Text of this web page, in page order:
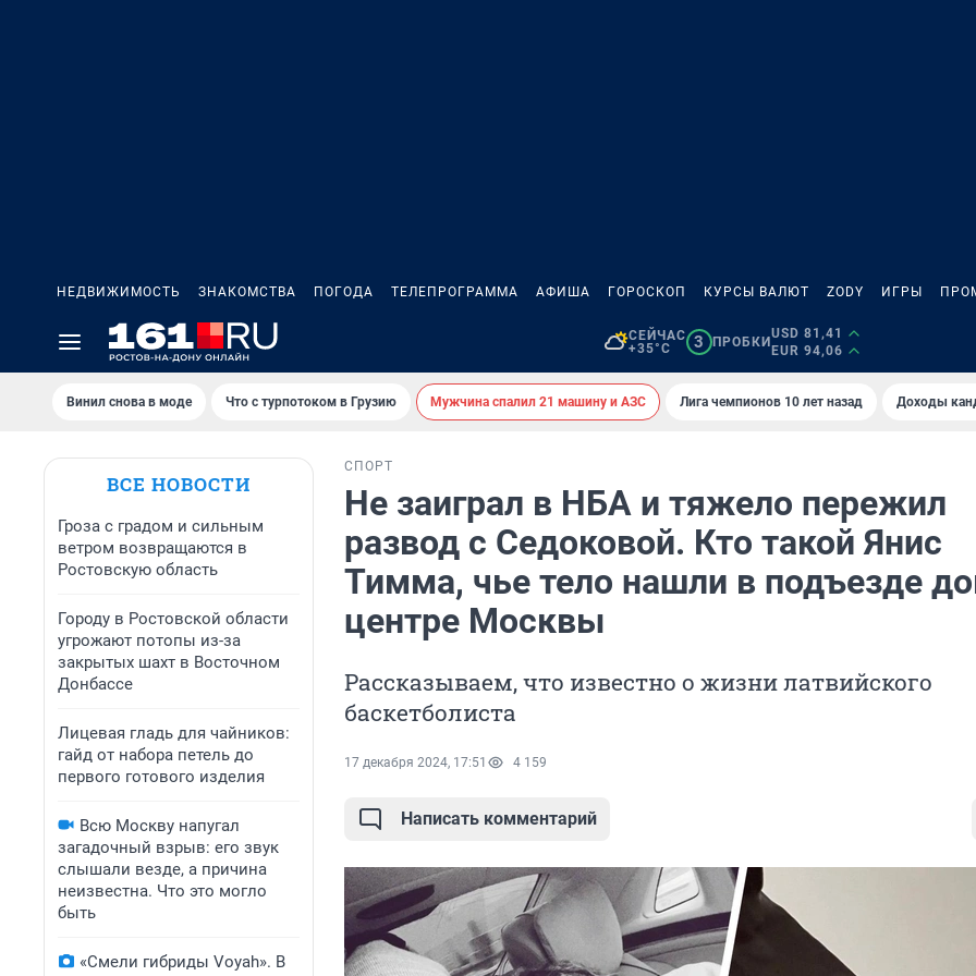
НЕДВИЖИМОСТЬ ЗНАКОМСТВА ПОГОДА ТЕЛЕПРОГРАММА АФИША ГОРОСКОП КУРСЫ ВАЛЮТ ZODY ИГРЫ
СЕЙЧАС
+35°C
3 ПРОБКИ
USD 81,41
EUR 94,06
Винил снова в моде Что с турпотоком в Грузию Мужчина спалил 21 машину и АЗС Лига чемпионов 10 лет назад Доходы
ВСЕ НОВОСТИ
Гроза с градом и сильным
ветром возвращаются в
Ростовскую область
Городу в Ростовской области
угрожают потопы из-за
закрытых шахт в Восточном
Донбассе
Лицевая гладь для чайников:
гайд от набора петель до
первого готового изделия
Всю Москву напугал
загадочный взрыв: его звук
слышали везде, а причина
неизвестна. Что это могло
быть
«Смели гибриды Voyah». В
СПОРТ
Не заиграл в НБА и тяжело пережил
развод с Седоковой. Кто такой Янис
Тимма, чье тело нашли в подъезде
центре Москвы
Рассказываем, что известно о жизни латвийского
баскетболиста
17 декабря 2024, 17:51 4 159
Написать комментарий